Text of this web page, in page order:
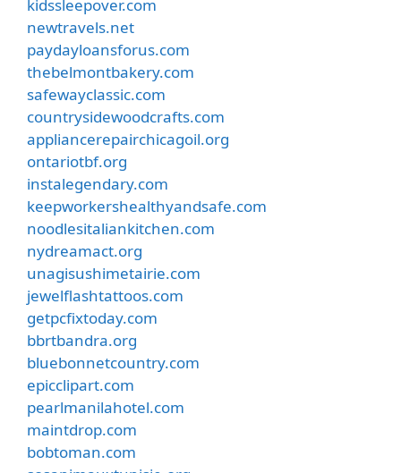
kidssleepover.com
newtravels.net
paydayloansforus.com
thebelmontbakery.com
safewayclassic.com
countrysidewoodcrafts.com
appliancerepairchicagoil.org
ontariotbf.org
instalegendary.com
keepworkershealthyandsafe.com
noodlesitaliankitchen.com
nydreamact.org
unagisushimetairie.com
jewelflashtattoos.com
getpcfixtoday.com
bbrtbandra.org
bluebonnetcountry.com
epicclipart.com
pearlmanilahotel.com
maintdrop.com
bobtoman.com